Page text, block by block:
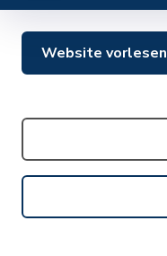
Website vorlesen